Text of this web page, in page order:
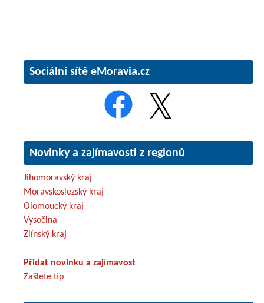
Sociální sítě eMoravia.cz
Novinky a zajímavosti z regionů
Jihomoravský kraj
Moravskoslezský kraj
Olomoucký kraj
Vysočina
Zlínský kraj
Přidat novinku a zajímavost
Zašlete tip